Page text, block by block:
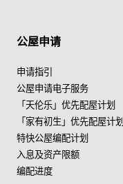
公屋申请
申请指引
公屋申请电子服务
「天伦乐」优先配屋计划
「家有初生」优先配屋计划
特快公屋编配计划
入息及资产限额
编配进度